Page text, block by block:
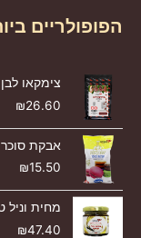
הפופולריים
צימקאו לבן
₪26.60
אבקת סוכר
₪15.50
מחית וניל
₪47.40